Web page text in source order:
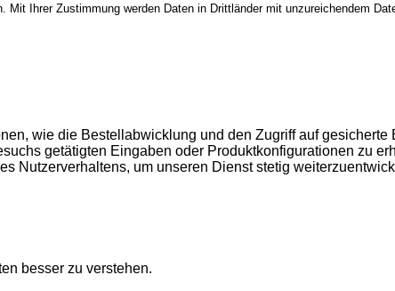
Mit Ihrer Zustimmung werden Daten in Drittländer mit unzureichendem
wie die Bestellabwicklung und den Zugriff auf
getätigten Eingaben oder Produktkonfigurationen zu
Nutzerverhaltens, um unseren Dienst stetig
besser zu verstehen.